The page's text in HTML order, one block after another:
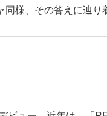
様、その答えに辿り